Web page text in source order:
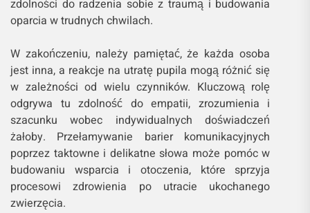
zdolności do radzenia sobie z traumą i budowania
oparcia w trudnych chwilach.
W zakończeniu, należy pamiętać, że każda osoba
jest inna, a reakcje na utratę pupila mogą różnić się
w zależności od wielu czynników. Kluczową rolę
odgrywa tu zdolność do empatii, zrozumienia i
szacunku wobec indywidualnych doświadczeń
żałoby. Przełamywanie barier komunikacyjnych
poprzez taktowne i delikatne słowa może pomóc w
budowaniu wsparcia i otoczenia, które sprzyja
procesowi zdrowienia po utracie ukochanego
zwierzęcia.